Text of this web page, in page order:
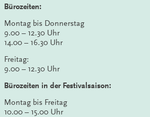
Bürozeiten:
Montag bis Donnerstag
9.00 – 12.30 Uhr
14.00 – 16.30 Uhr
Freitag:
9.00 – 12.30 Uhr
Bürozeiten in der Festivalsaison:
Montag bis Freitag
10.00 – 15.00 Uhr